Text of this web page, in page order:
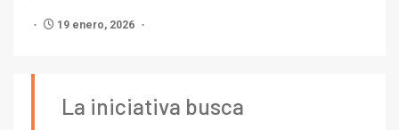
19 enero, 2026
La iniciativa busca